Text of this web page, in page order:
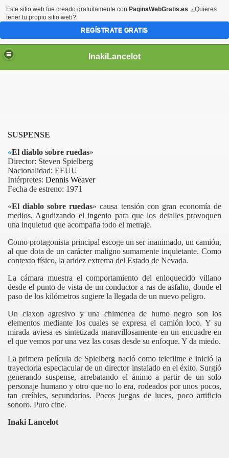
InakiLancelot
SUSPENSE
«El diablo sobre ruedas»
Director: Steven Spielberg
Nacionalidad: EEUU
Intérpretes: Dennis Weaver
Fecha de estreno: 1971
«El diablo sobre ruedas» causa tensión con gran economía de
medios. Agudizando el ingenio para que los detalles provoquen
una inquietud que acompaña todo el metraje.
Como protagonista principal escoge un ser inanimado, un camión,
al que dota de un carácter maligno sumamente inquietante. Como
contexto físico, la aridez extrema del Estado de Nevada.
La cámara muestra el comportamiento del enloquecido villano
desde el punto de vista de un conductor a ras de asfalto, donde el
paso de los kilómetros sugiere la llegada de un nuevo peligro.
Un claxon agresivo y una chimenea de humo negro son los
elementos mediante los cuales se expresa el camión loco. Y su
mirada aviesa es sintetizada maravillosamente en un encuadre en
el que vemos por una vez las cosas desde su enfoque. Y da miedo.
La primera película de Spielberg nació como telefilme e inició la
trayectoria espectacular de un director instalado en el éxito. Surgió
generando suspense, arrebatando el ánimo a partir de un solo
personaje humano y otro que no lo era, rodeados por unos pocos,
tan creíbles, secundarios. Pocos juegos de luces, poco artificio
sonoro. Puro cine.
Inaki Lancelot
Este sitio web fue creado gratuitamente con PaginaWebGratis.es. ¿Quieres
tener tu propio sitio web?
REGÍSTRATE GRATIS